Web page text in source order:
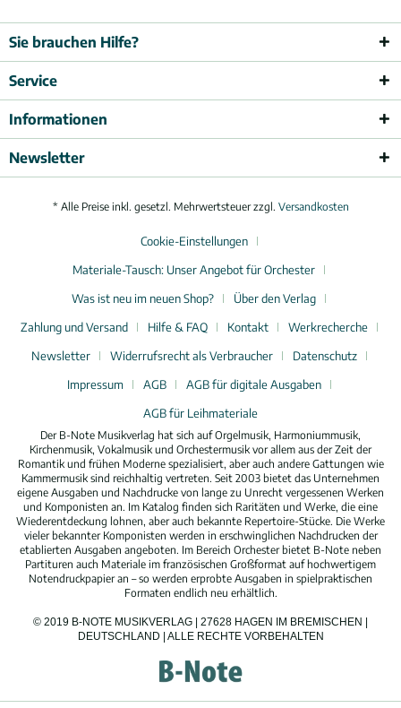
Sie brauchen Hilfe?
Service
Informationen
Newsletter
* Alle Preise inkl. gesetzl. Mehrwertsteuer zzgl. Versandkosten
Cookie-Einstellungen
Materiale-Tausch: Unser Angebot für Orchester
Was ist neu im neuen Shop?
Über den Verlag
Zahlung und Versand
Hilfe & FAQ Kontakt
Werkrecherche
Newsletter
Widerrufsrecht als Verbraucher
Datenschutz
Impressum
AGB
AGB für digitale Ausgaben
AGB für Leihmateriale
Der B-Note Musikverlag hat sich auf Orgelmusik, Harmoniummusik,
Kirchenmusik, Vokalmusik und Orchestermusik vor allem aus der Zeit der
Romantik und frühen Moderne spezialisiert, aber auch andere Gattungen wie
Kammermusik sind reichhaltig vertreten. Seit 2003 bietet das Unternehmen
eigene Ausgaben und Nachdrucke von lange zu Unrecht vergessenen Werken
und Komponisten an. Im Katalog finden sich Raritäten und Werke, die eine
Wiederentdeckung lohnen, aber auch bekannte Repertoire-Stücke. Die Werke
vieler bekannter Komponisten werden in erschwinglichen Nachdrucken der
etablierten Ausgaben angeboten. Im Bereich Orchester bietet B-Note neben
Partituren auch Materiale im französischen Großformat auf hochwertigem
Notendruckpapier an – so werden erprobte Ausgaben in spielpraktischen
Formaten endlich neu erhältlich.
© 2019 B-NOTE MUSIKVERLAG | 27628 HAGEN IM BREMISCHEN |
DEUTSCHLAND | ALLE RECHTE VORBEHALTEN